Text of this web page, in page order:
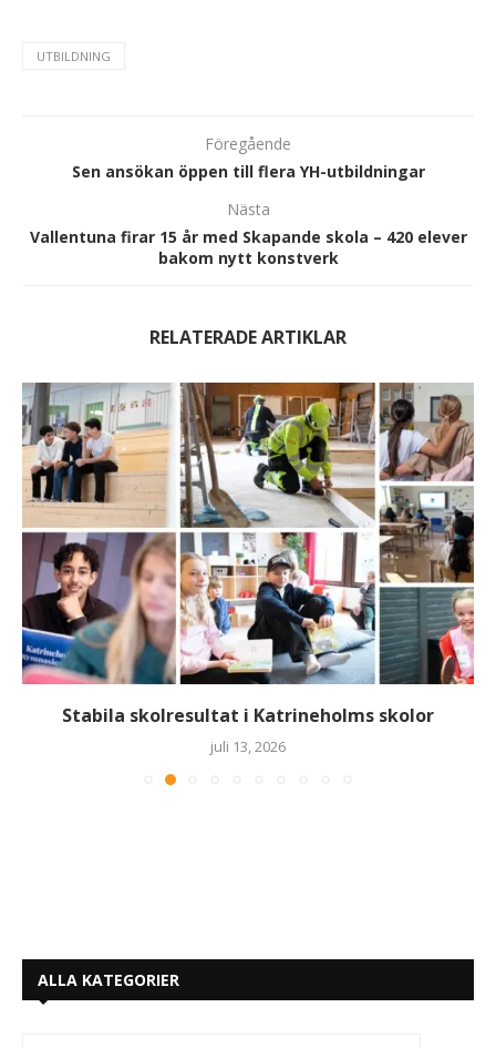
UTBILDNING
Föregående
Sen ansökan öppen till flera YH-utbildningar
Nästa
Vallentuna firar 15 år med Skapande skola – 420 elever
bakom nytt konstverk
RELATERADE ARTIKLAR
Stabila skolresultat i Katrineholms skolor
juli 13, 2026
ALLA KATEGORIER